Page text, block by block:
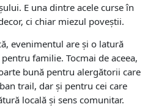
E una dintre acele curse în
ci chiar miezul poveștii.
evenimentul are și o latură
familie. Tocmai de aceea,
bună pentru alergătorii care
trail, dar și pentru cei care
locală și sens comunitar.